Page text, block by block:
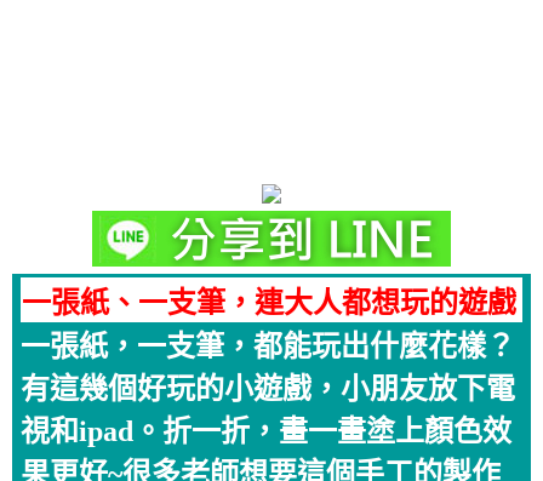
一張紙、一支筆，連大人都想玩的遊戲
一張紙，一支筆，都能玩出什麼花樣？
有這幾個好玩的小遊戲，小朋友放下電
視和ipad。折一折，畫一畫塗上顏色效
果更好~很多老師想要這個手工的製作